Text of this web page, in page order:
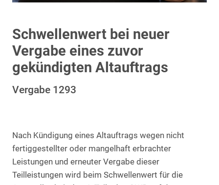
Schwellenwert bei neuer
Vergabe eines zuvor
gekündigten Altauftrags
Vergabe 1293
Nach Kündigung eines Altauftrags wegen nicht
fertiggestellter oder mangelhaft erbrachter
Leistungen und erneuter Vergabe dieser
Teilleistungen wird beim Schwellenwert für die